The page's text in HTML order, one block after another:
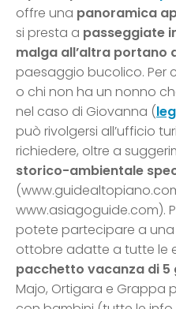
offre una panoramica
si presta a passeggiate
malga all’altra portano
paesaggio bucolico. Per
o chi non ha un nonno
nel caso di Giovanna (
può rivolgersi all’ufficio
richiedere, oltre a
storico-ambientale
www.asiagoguide.com).
potete partecipare a
ottobre adatte a tutte le
pacchetto vacanza di 5
Majo, Ortigara e Grappa